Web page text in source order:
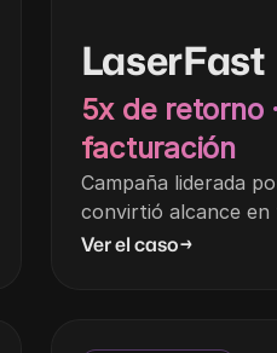
LaserFast
5x de retorno
facturación
Campaña liderada
convirtió alcance en
Ver el caso→